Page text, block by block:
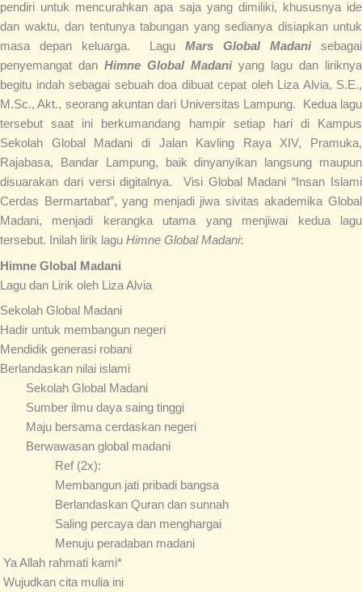
pendiri untuk mencurahkan apa saja yang dimiliki, khususnya ide
dan waktu, dan tentunya tabungan yang sedianya disiapkan untuk
masa depan keluarga. Lagu Mars Global Madanisebagai
penyemangat dan Himne Global Madaniyang lagu dan liriknya
begitu indah sebagai sebuah doa dibuat cepat oleh Liza Alvia, S.E.,
M.Sc., Akt., seorang akuntan dari Universitas Lampung. Kedua lagu
tersebut saat ini berkumandang hampir setiap hari di Kampus
Sekolah Global Madani di Jalan Kavling Raya XIV, Pramuka,
Rajabasa, Bandar Lampung, baik dinyanyikan langsung maupun
disuarakan dari versi digitalnya. Visi Global Madani “Insan Islami
Cerdas Bermartabat”, yang menjadi jiwa sivitas akademika Global
Madani, menjadi kerangka utama yang menjiwai kedua lagu
tersebut. Inilah lirik lagu Himne Global Madani:
Himne Global Madani
Lagu dan Lirik oleh Liza Alvia
Sekolah Global Madani
Hadir untuk membangun negeri
Mendidik generasi robani
Berlandaskan nilai islami
Sekolah Global Madani
Sumber ilmu daya saing tinggi
Maju bersama cerdaskan negeri
Berwawasan global madani
Ref (2x):
Membangun jati pribadi bangsa
Berlandaskan Quran dan sunnah
Saling percaya dan menghargai
Menuju peradaban madani
Ya Allah rahmati kami*
Wujudkan cita mulia ini